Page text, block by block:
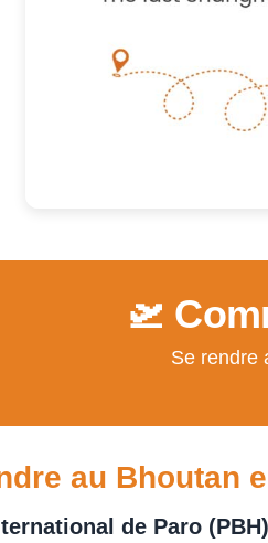
🛫
Se rendre
au Bhoutan
de Paro (PBH)